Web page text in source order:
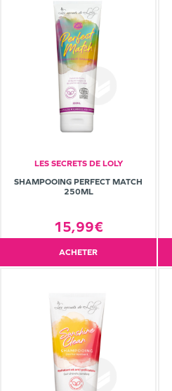
LES SECRETS DE LOLY
SHAMPOOING PERFECT MATCH
250ML
15,99€
ACHETER